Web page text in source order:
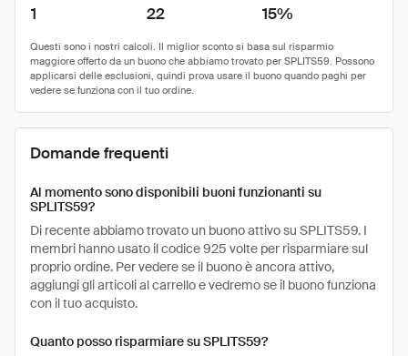
1 22 15%
Domande frequenti
Al momento sono disponibili buoni funzionanti su
SPLITS59?
Di recente abbiamo trovato un buono attivo su SPLITS59. I
membri hanno usato il codice 925 volte per risparmiare sul
proprio ordine. Per vedere se il buono è ancora attivo,
aggiungi gli articoli al carrello e vedremo se il buono funziona
con il tuo acquisto.
Quanto posso risparmiare su SPLITS59?